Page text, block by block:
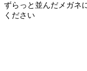
ずらっと並んだメガネ
ください